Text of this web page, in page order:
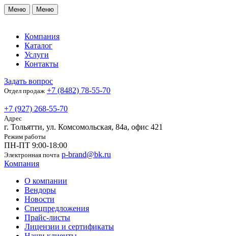
Меню Меню
Компания
Каталог
Услуги
Контакты
Задать вопрос
Отдел продаж +7 (8482) 78-55-70
+7 (927) 268-55-70
Адрес
г. Тольятти, ул. Комсомольская, 84а, офис 421
Режим работы
ПН-ПТ 9:00-18:00
Электронная почта p-brand@bk.ru
Компания
О компании
Вендоры
Новости
Спецпредложения
Прайс-листы
Лицензии и сертификаты